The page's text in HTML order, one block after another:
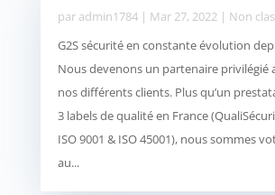
par admin1784| Mar 27, 2022| Non
G2S sécurité en constante évolution
Nous devenons un partenaire privilégié
nos différents clients. Plus qu’un
3 labels de qualité en France
ISO 9001 & ISO 45001), nous sommes
au...